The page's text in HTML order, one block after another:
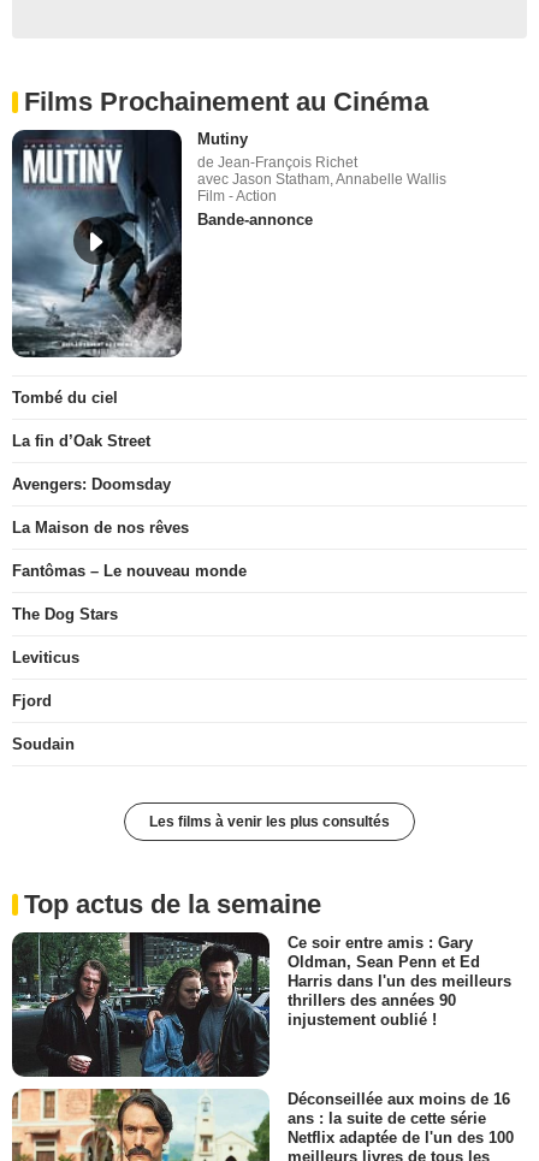
Films Prochainement au Cinéma
Mutiny
de Jean-François Richet
avec Jason Statham, Annabelle Wallis
Film - Action
Bande-annonce
Tombé du ciel
La fin d’Oak Street
Avengers: Doomsday
La Maison de nos rêves
Fantômas – Le nouveau monde
The Dog Stars
Leviticus
Fjord
Soudain
Les films à venir les plus consultés
Top actus de la semaine
Ce soir entre amis : Gary
Oldman, Sean Penn et Ed
Harris dans l'un des meilleurs
thrillers des années 90
injustement oublié !
Déconseillée aux moins de 16
ans : la suite de cette série
Netflix adaptée de l'un des 100
meilleurs livres de tous les